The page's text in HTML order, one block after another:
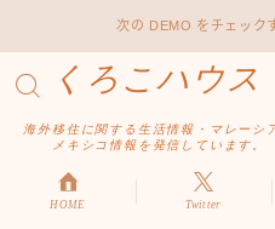
次の DEMO をチェック
くろこハウス
海外移住に関する生活情報・マレーシ
メキシコ情報を発信しています。
MENU
デモプリセット記事 #1
デモプリセット記事 Part04
デモプリセット記事 Part06
HOME Twitter